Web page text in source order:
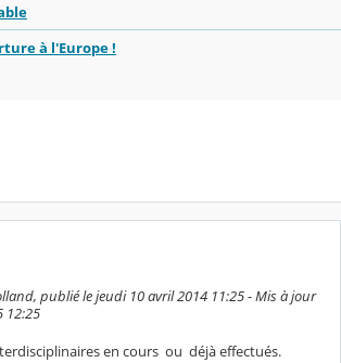
à l'Europe !
publié le jeudi 10 avril 2014 11:25 - Mis à jour
12:25
en cours ou déjà effectués.